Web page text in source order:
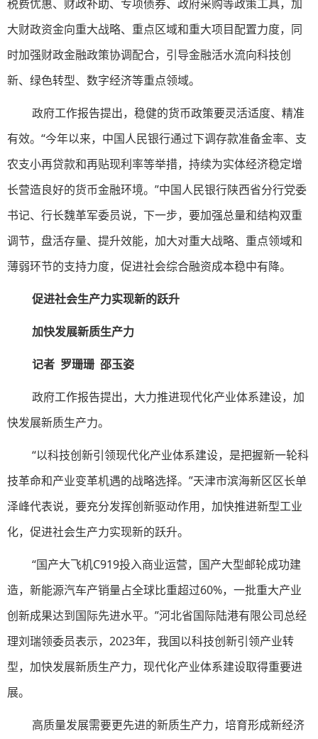
税费优惠、财政补助、专项债券、政府采购等政策工具，加
大财政资金向重大战略、重点区域和重大项目配置力度，同
时加强财政金融政策协调配合，引导金融活水流向科技创
新、绿色转型、数字经济等重点领域。
政府工作报告提出，稳健的货币政策要灵活适度、精准
有效。“今年以来，中国人民银行通过下调存款准备金率、支
农支小再贷款和再贴现利率等举措，持续为实体经济稳定增
长营造良好的货币金融环境。”中国人民银行陕西省分行党委
书记、行长魏革军委员说，下一步，要加强总量和结构双重
调节，盘活存量、提升效能，加大对重大战略、重点领域和
薄弱环节的支持力度，促进社会综合融资成本稳中有降。
促进社会生产力实现新的跃升
加快发展新质生产力
记者 罗珊珊 邵玉姿
政府工作报告提出，大力推进现代化产业体系建设，加
快发展新质生产力。
“以科技创新引领现代化产业体系建设，是把握新一轮科
技革命和产业变革机遇的战略选择。”天津市滨海新区区长单
泽峰代表说，要充分发挥创新驱动作用，加快推进新型工业
化，促进社会生产力实现新的跃升。
“国产大飞机C919投入商业运营，国产大型邮轮成功建
造，新能源汽车产销量占全球比重超过60%，一批重大产业
创新成果达到国际先进水平。”河北省国际陆港有限公司总经
理刘瑞领委员表示，2023年，我国以科技创新引领产业转
型，加快发展新质生产力，现代化产业体系建设取得重要进
展。
高质量发展需要更先进的新质生产力，培育形成新经济